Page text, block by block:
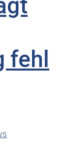
fehl